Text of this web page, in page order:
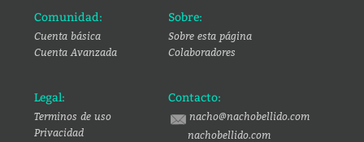
Comunidad:
Cuenta básica
Cuenta Avanzada
Sobre:
Sobre esta página
Colaboradores
Legal:
Terminos de uso
Privacidad
Contacto:
nacho@nachobellido.com
nachobellido.com